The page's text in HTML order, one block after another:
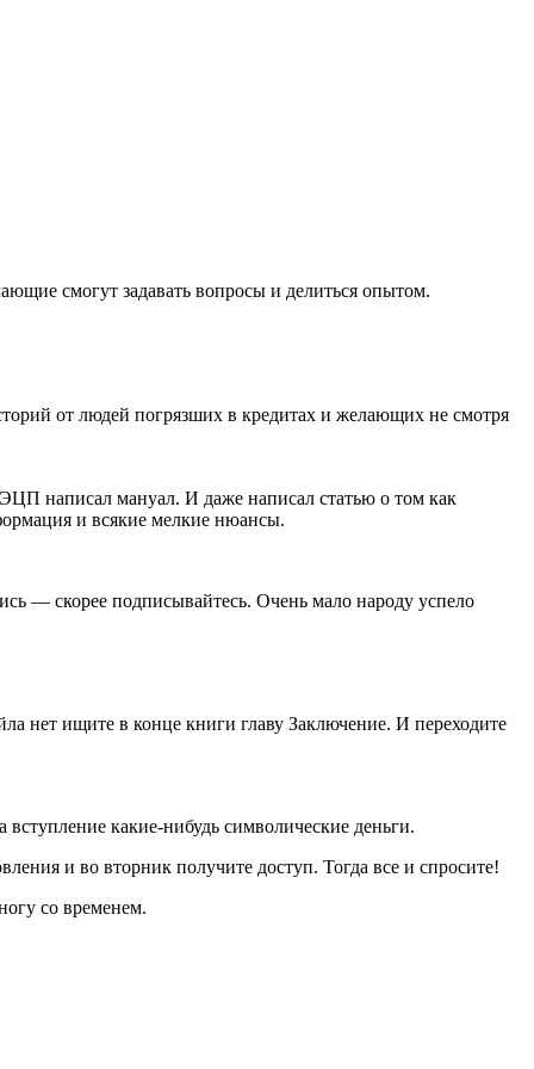
смогут задавать вопросы и делиться опытом.
от людей погрязших в кредитах и желающих не смотря
написал мануал. И даже написал статью о том как
и всякие мелкие нюансы.
— скорее подписывайтесь. Очень мало народу успело
нет ищите в конце книги главу Заключение. И переходите
какие-нибудь символические деньги.
и во вторник получите доступ. Тогда все и спросите!
со временем.